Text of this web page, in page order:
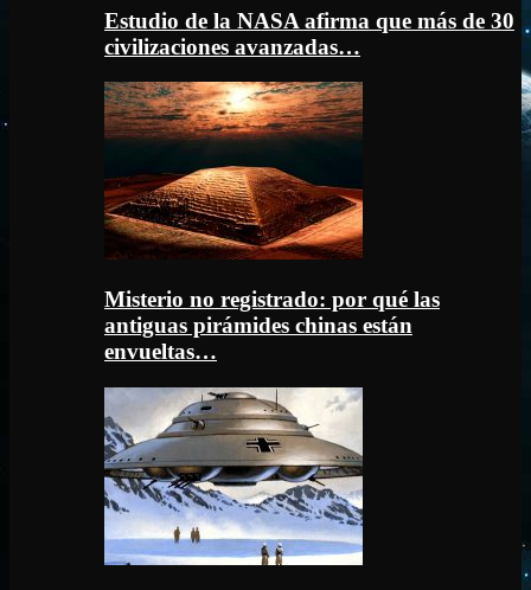
Estudio de la NASA afirma que más de 30
civilizaciones avanzadas…
Misterio no registrado: por qué las
antiguas pirámides chinas están
envueltas…